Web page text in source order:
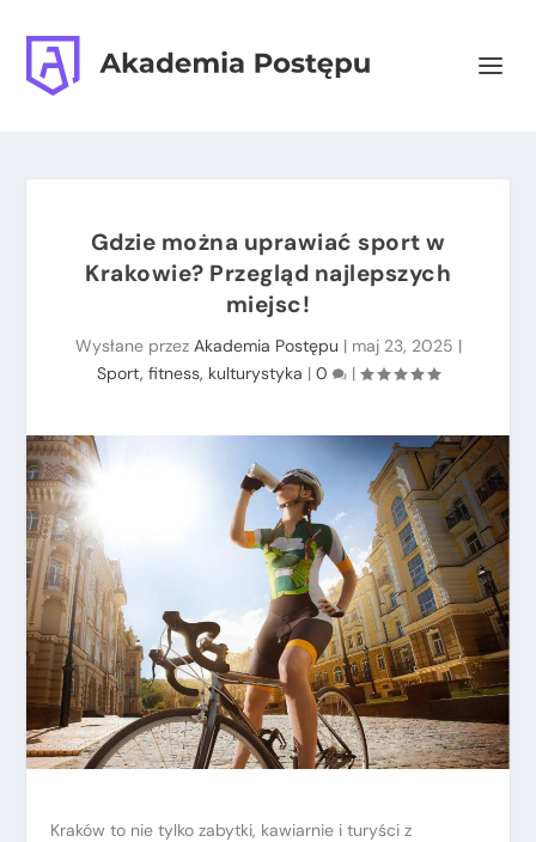
Gdzie można uprawiać sport w
Krakowie? Przegląd najlepszych
miejsc!
Wysłane przez Akademia Postępu | maj 23, 2025 |
Sport, fitness, kulturystyka | 0 |
Kraków to nie tylko zabytki, kawiarnie i turyści z